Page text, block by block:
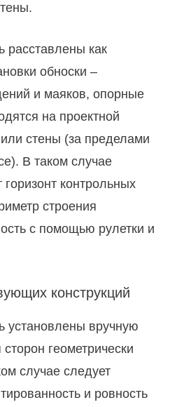
расставлены как
обноски –
и маяков, опорные
на проектной
стены (за пределами
В таком случае
контрольных
строения
с помощью рулетки и
конструкций
установлены вручную
геометрически
случае следует
и ровность